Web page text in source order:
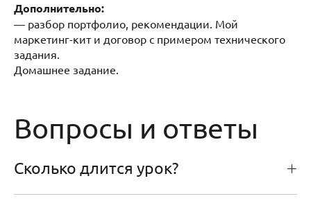
Дополнительно:
— разбор портфолио, рекомендации. Мой
маркетинг-кит и договор с примером технического
задания.
Домашнее задание.
Вопросы и ответы
Сколько длится урок?